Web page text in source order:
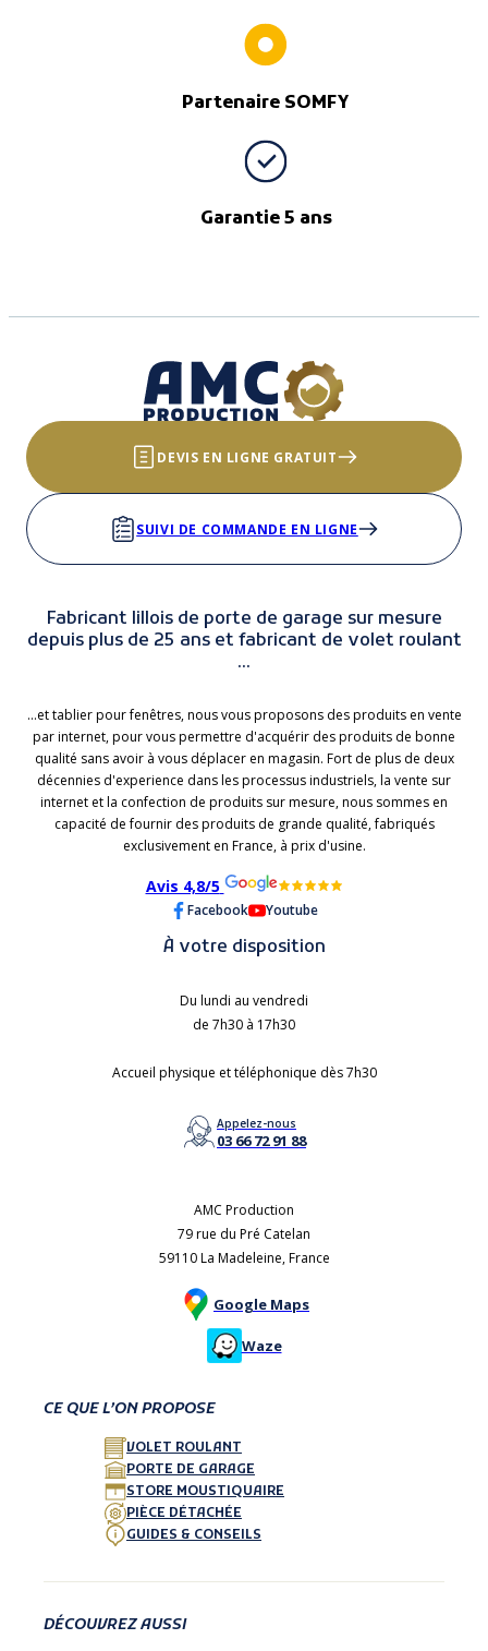
Partenaire SOMFY
Garantie 5 ans
DEVIS EN LIGNE GRATUIT
SUIVI DE COMMANDE EN LIGNE
Fabricant lillois de porte de garage sur mesure
depuis plus de 25 ans et fabricant de volet roulant
...
...et tablier pour fenêtres, nous vous proposons des produits en vente
par internet, pour vous permettre d'acquérir des produits de bonne
qualité sans avoir à vous déplacer en magasin. Fort de plus de deux
décennies d'experience dans les processus industriels, la vente sur
internet et la confection de produits sur mesure, nous sommes en
capacité de fournir des produits de grande qualité, fabriqués
exclusivement en France, à prix d'usine.
Avis 4,8/5
Facebook Youtube
À votre disposition
Du lundi au vendredi
de 7h30 à 17h30
Accueil physique et téléphonique dès 7h30
Appelez-nous
03 66 72 91 88
AMC Production
79 rue du Pré Catelan
59110 La Madeleine, France
Google Maps
Waze
CE QUE L’ON PROPOSE
VOLET ROULANT
PORTE DE GARAGE
STORE MOUSTIQUAIRE
PIÈCE DÉTACHÉE
GUIDES & CONSEILS
DÉCOUVREZ AUSSI